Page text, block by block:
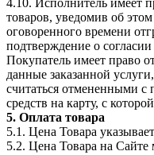
4.10. Исполнитель имеет
товаров, уведомив об
оговоренного времени
подтверждение о
Покупатель имеет право
данные заказанной
считаться отмененными
средств на карту, с
5. Оплата товара
5.1. Цена Товара
5.2. Цена Товара на